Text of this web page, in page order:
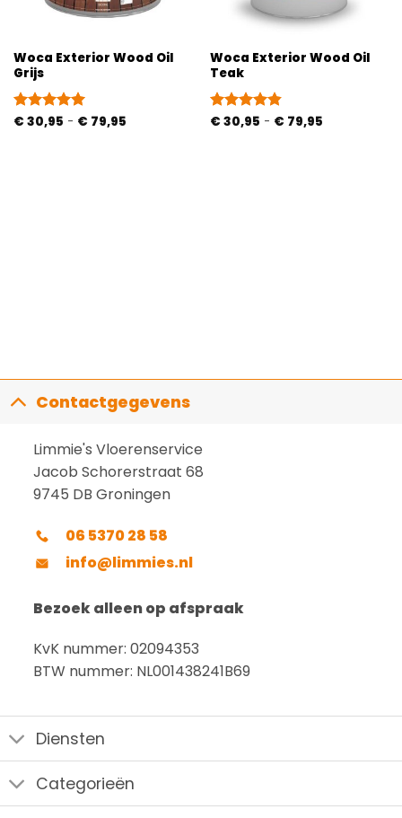
Woca Exterior Wood Oil
Grijs
Gewaardeerd
€ 30,95 - € 79,95Prijsklasse:
Woca Exterior Wood Oil
Teak
Gewaardeerd
€ 30,95 - € 79,95Prijsklasse:
Contactgegevens
Limmie's Vloerenservice
Jacob Schorerstraat 68
9745 DB Groningen
06 5370 28 58
info@limmies.nl
Bezoek alleen op afspraak
KvK nummer: 02094353
BTW nummer: NL001438241B69
Diensten
Categorieën